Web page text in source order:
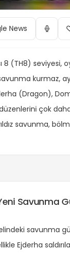
News
8 (TH8)
kurmaz,
(Dragon),
düzenlerini çok
savunma,
Savunma
savunma
Ejderha